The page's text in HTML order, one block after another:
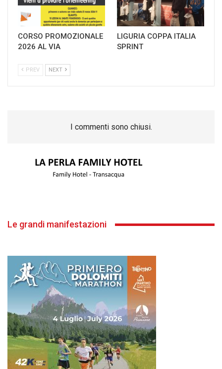
CORSO PROMOZIONALE
2026 AL VIA
LIGURIA COPPA ITALIA
SPRINT
PREV NEXT
I commenti sono chiusi.
Le grandi manifestazioni